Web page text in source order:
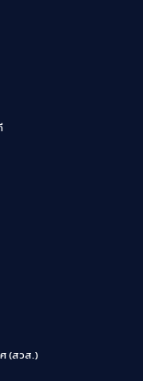
(สวส.)